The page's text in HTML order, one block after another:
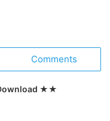
Comments
★★